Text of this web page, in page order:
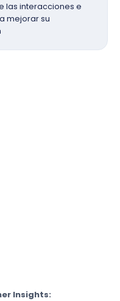
las interacciones e
mejorar su
Insights: